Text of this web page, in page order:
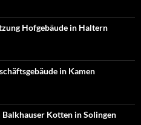
Hofgebäude in Haltern
in Kamen
Kotten in Solingen